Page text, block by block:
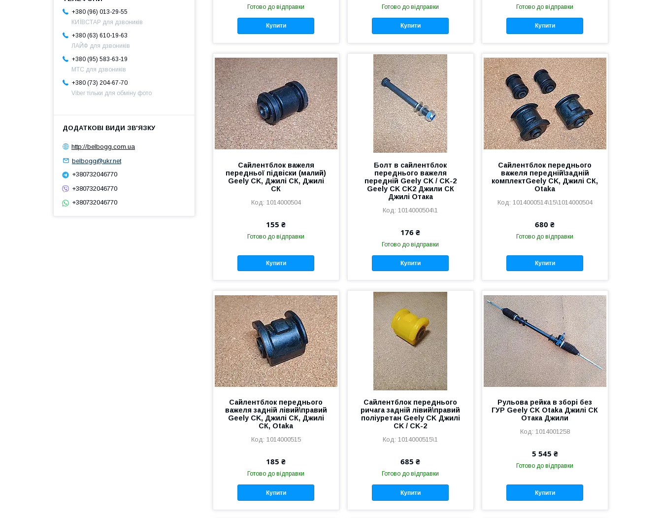
Готово до відправки
Купити
Готово до відправки
Купити
Готово до відправки
Купити
Сайлентблок важеля
передньої підвіски (малий)
Geely CK, Джилі СК, Джилі
СК
1014000504
155 ₴
Готово до відправки
Купити
Болт в сайлентблок
переднього важеля
передній Geely CK / CK-2
Geely CK CK2 Джили СК
Джилі Отака
1014000504\1
176 ₴
Готово до відправки
Купити
Сайлентблок переднього
важеля передній\задній
комплектGeely CK, Джилі СК,
Otaka
1014000514\15\1014000504
680 ₴
Готово до відправки
Купити
Сайлентблок переднього
важеля задній лівий\правий
Geely CK, Джилі СК, Джилі
СК, Otaka
1014000515
185 ₴
Готово до відправки
Купити
Сайлентблок переднього
ричага задній лівий\правий
поліуретан Geely CK Джилі
CK / CK-2
1014000515\1
685 ₴
Готово до відправки
Купити
Рульова рейка в зборі без
ГУР Geely CK Otaka Джилі СК
Отака Джили
1014001258
5 545 ₴
Готово до відправки
Купити
+380 (96) 013-29-55
КИЇВСТАР для дзвоників
+380 (63) 610-19-63
ЛАЙФ для дзвоників
+380 (95) 583-63-19
МТС для дзвоників
+380 (73) 204-67-70
Viber тільки для обміну фото
http://belbogg.com.ua
belbogg@ukr.net
+380732046770
+380732046770
+380732046770